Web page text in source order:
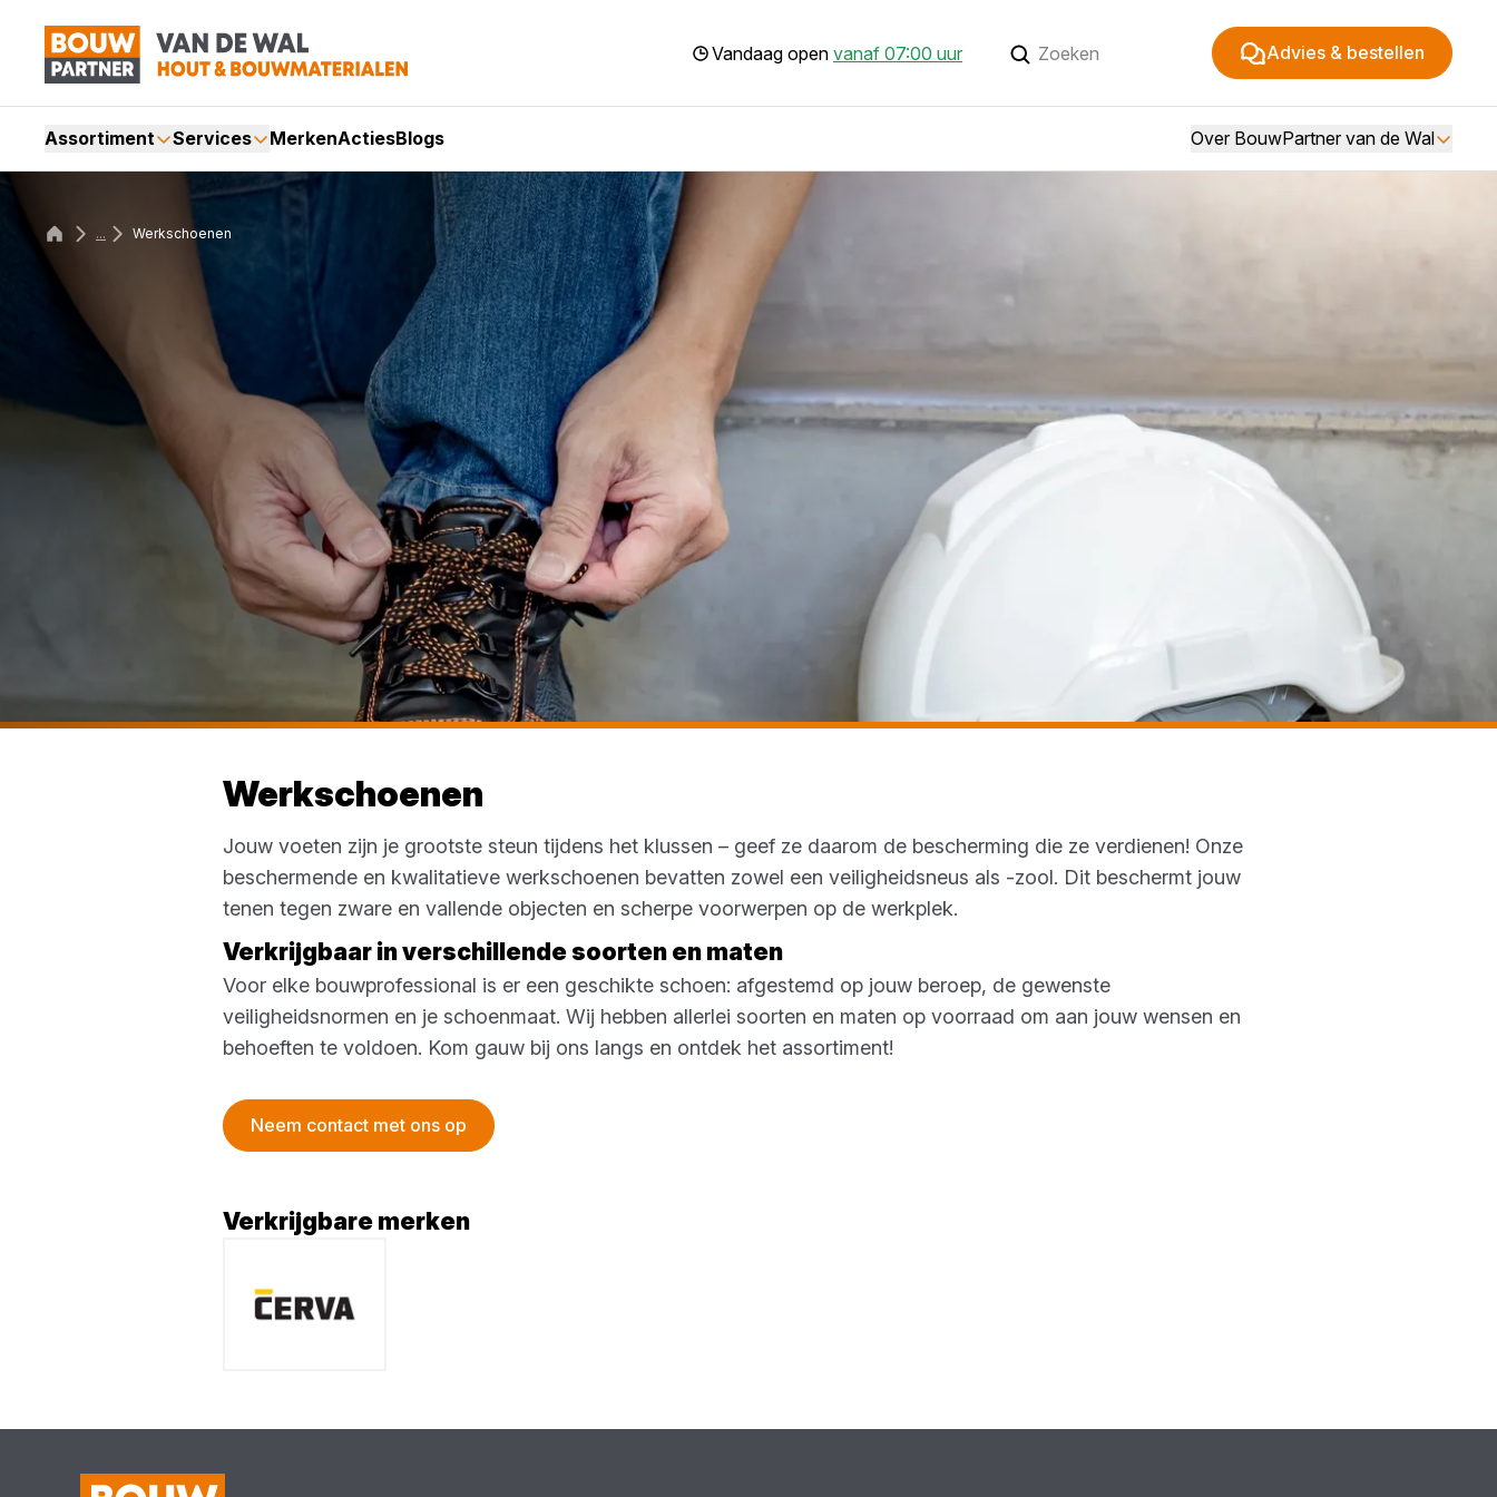
Vandaag open vanaf 07:00 uur Advies & bestellen
Assortiment Services MerkenActiesBlogs Over BouwPartner van de Wal
... Werkschoenen
Werkschoenen
Jouw voeten zijn je grootste steun tijdens het klussen – geef ze daarom de bescherming die ze verdienen! Onze
beschermende en kwalitatieve werkschoenen bevatten zowel een veiligheidsneus als -zool. Dit beschermt jouw
tenen tegen zware en vallende objecten en scherpe voorwerpen op de werkplek.
Verkrijgbaar in verschillende soorten en maten
Voor elke bouwprofessional is er een geschikte schoen: afgestemd op jouw beroep, de gewenste
veiligheidsnormen en je schoenmaat. Wij hebben allerlei soorten en maten op voorraad om aan jouw wensen en
behoeften te voldoen. Kom gauw bij ons langs en ontdek het assortiment!
Neem contact met ons op
Verkrijgbare merken